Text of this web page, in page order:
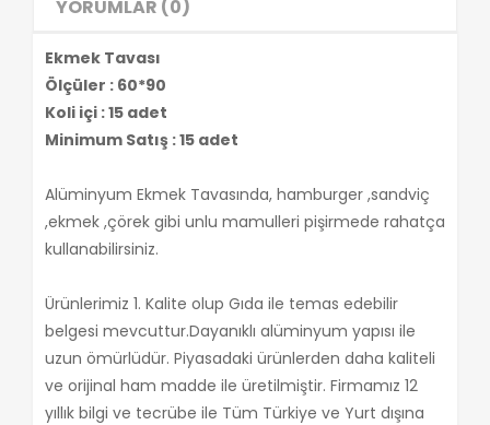
YORUMLAR (0)
Ekmek Tavası
Ölçüler : 60*90
Koli içi : 15 adet
Minimum Satış : 15 adet
Alüminyum Ekmek Tavasında, hamburger ,sandviç
,ekmek ,çörek gibi unlu mamulleri pişirmede rahatça
kullanabilirsiniz.
Ürünlerimiz 1. Kalite olup Gıda ile temas edebilir
belgesi mevcuttur.Dayanıklı alüminyum yapısı ile
uzun ömürlüdür. Piyasadaki ürünlerden daha kaliteli
ve orijinal ham madde ile üretilmiştir. Firmamız 12
yıllık bilgi ve tecrübe ile Tüm Türkiye ve Yurt dışına